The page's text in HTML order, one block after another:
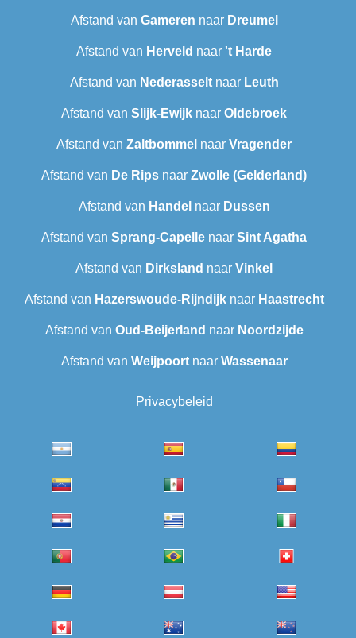
Afstand van Gameren naar Dreumel
Afstand van Herveld naar 't Harde
Afstand van Nederasseltnaar Leuth
Afstand van Slijk-Ewijk naar Oldebroek
Afstand van Zaltbommel naar Vragender
Afstand van De Rips naar Zwolle (Gelderland)
Afstand van Handel naar Dussen
Afstand van Sprang-Capelle naar Sint Agatha
Afstand van Dirksland naar Vinkel
Afstand van Hazerswoude-Rijndijknaar Haastrecht
Afstand van Oud-Beijerland naar Noordzijde
Afstand van Weijpoortnaar Wassenaar
Privacybeleid